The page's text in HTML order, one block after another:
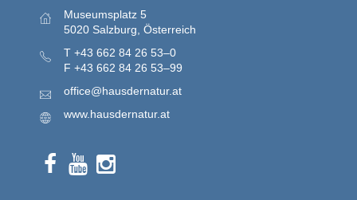
Museumsplatz 5
5020 Salzburg, Österreich
T +43 662 84 26 53–0
F +43 662 84 26 53–99
office@hausdernatur.at
www.hausdernatur.at